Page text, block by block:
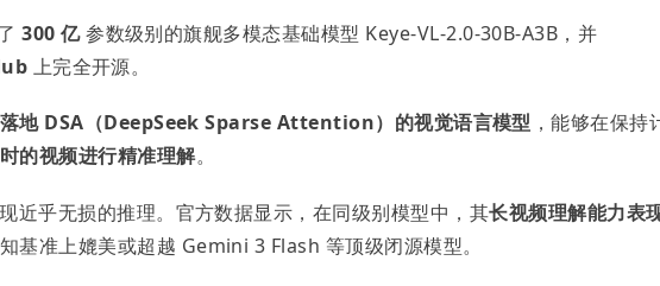
300 亿参数级别的旗舰多模态基础模型 Keye-VL-2.0-30B-A3B，并
上完全开源。
地 DSA（DeepSeek Sparse Attention）的视觉语言模型 ，能够在保持
的视频进行精准理解。
近乎无损的推理。官方数据显示，在同级别模型中，其长视频理解能力表
基准上媲美或超越 Gemini 3 Flash 等顶级闭源模型。